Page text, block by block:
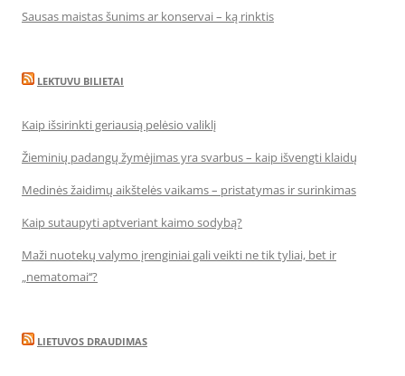
Sausas maistas šunims ar konservai – ką rinktis
LEKTUVU BILIETAI
Kaip išsirinkti geriausią pelėsio valiklį
Žieminių padangų žymėjimas yra svarbus – kaip išvengti klaidų
Medinės žaidimų aikštelės vaikams – pristatymas ir surinkimas
Kaip sutaupyti aptveriant kaimo sodybą?
Maži nuotekų valymo įrenginiai gali veikti ne tik tyliai, bet ir
„nematomai‘‘?
LIETUVOS DRAUDIMAS